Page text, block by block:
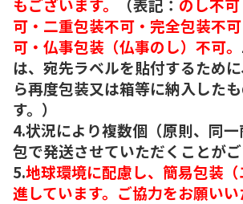
もございます。
（表記： のし不
可・二重包装不可・完全包装不
可・仏事包装（仏事のし）不可。
は、宛先ラベルを貼付するため
ら再度包装又は箱等に納入した
す。）
4.状況により複数個（原則、同
包で発送させていただくことがご
5.地球環境に配慮し、簡易包装
進しています。ご協力をお願いい